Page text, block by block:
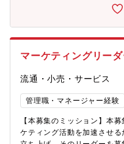
ないかを明確にしてもらえ
マーケティングリー
流通・小売・サービス
管理職・マネージャー経験
【本募集のミッション】本
ケティング活動を加速させ